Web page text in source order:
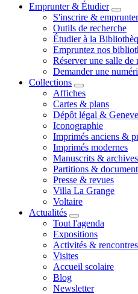
Emprunter & Étudier
S'inscrire & emprunter
Outils de recherche
Étudier à la
Empruntez nos
Réserver une salle de
Demander une
Collections
Affiches
Cartes & plans
Dépôt légal &
Iconographie
Imprimés anciens &
Imprimés modernes
Manuscrits &
Partitions &
Presse & revues
Villa La Grange
Voltaire
Actualités
Tout l'agenda
Expositions
Activités & rencontres
Visites
Accueil scolaire
Blog
Newsletter